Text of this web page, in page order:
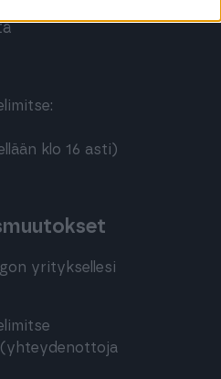
klo 16 asti)
yrityksellesi
(yhteydenottoja